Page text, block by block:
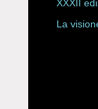
XXXII
La